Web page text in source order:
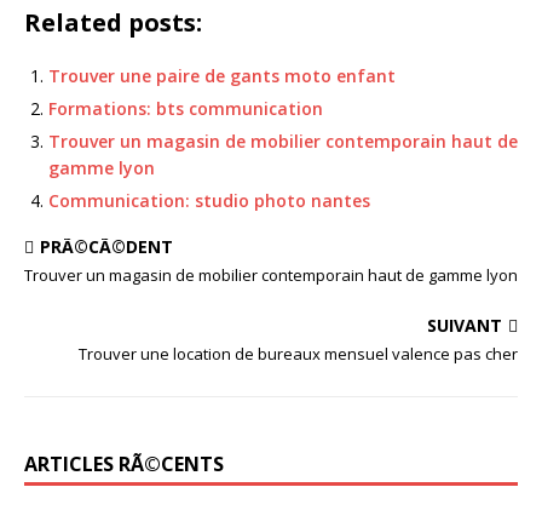
Related posts:
Trouver une paire de gants moto enfant
Formations: bts communication
Trouver un magasin de mobilier contemporain haut de
gamme lyon
Communication: studio photo nantes
PRÃ©CÃ©DENT
Trouver un magasin de mobilier contemporain haut de gamme lyon
SUIVANT
Trouver une location de bureaux mensuel valence pas cher
ARTICLES RÃ©CENTS